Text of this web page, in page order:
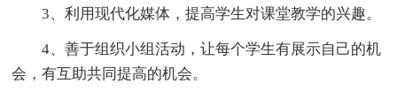
3、利用现代化媒体，提高学生对课堂教学的兴趣。
4、善于组织小组活动，让每个学生有展示自己的机
会，有互助共同提高的机会。